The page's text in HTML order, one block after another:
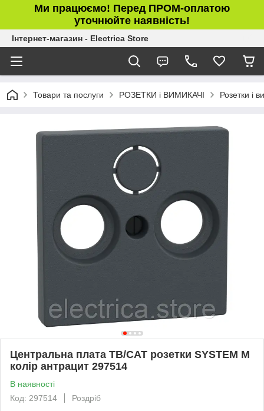
Ми працюємо! Перед ПРОМ-оплатою
уточнюйте наявність!
Інтернет-магазин - Electrica Store
Товари та послуги РОЗЕТКИ і ВИМИКАЧІ Розетки і
Центральна плата ТВ/САТ розетки SYSTEM M
колір антрацит 297514
В наявності
Код: 297514
Роздріб